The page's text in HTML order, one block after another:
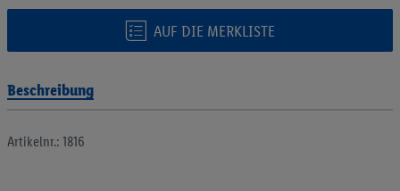
AUF DIE MERKLISTE
Beschreibung
Artikelnr.: 1816